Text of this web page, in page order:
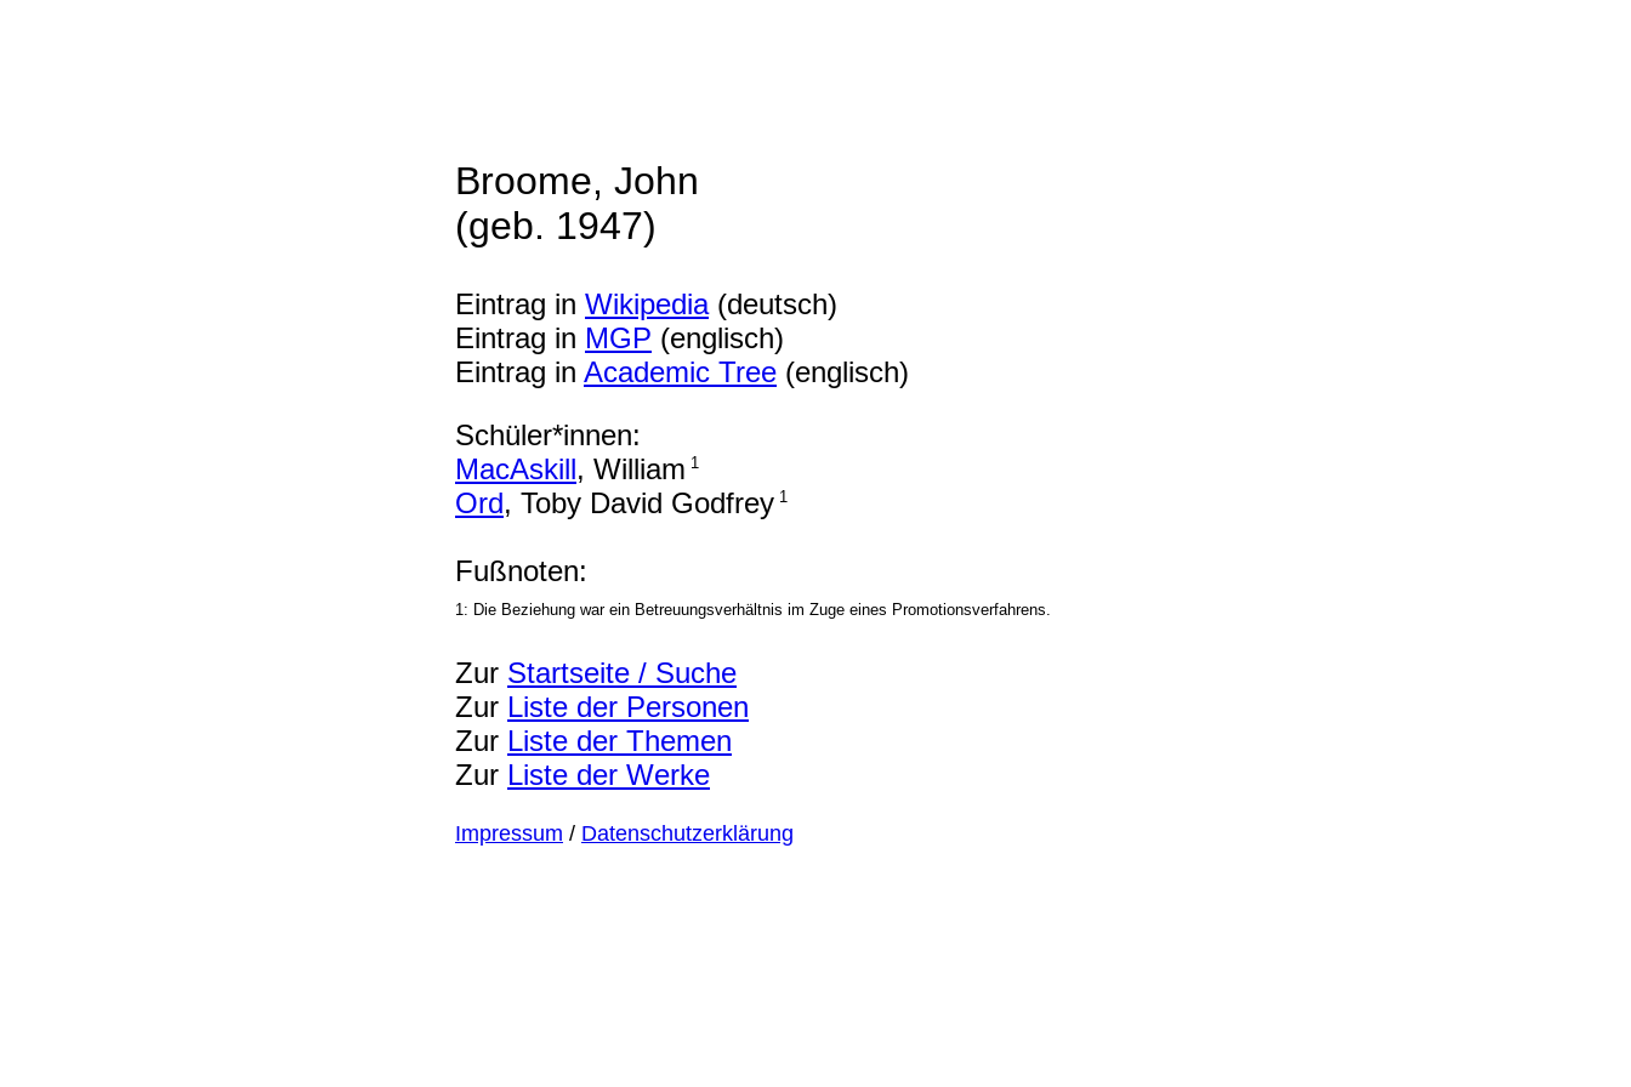
Broome, John
(geb. 1947)
Eintrag in Wikipedia(deutsch)
Eintrag in MGP (englisch)
Eintrag in Academic Tree (englisch)
Schüler*innen:
MacAskill, William 1
Ord, Toby David Godfrey 1
Fußnoten:
1: Die Beziehung war ein Betreuungsverhältnis im Zuge eines Promotionsverfahrens.
Zur Startseite / Suche
Zur Liste der Personen
Zur Liste der Themen
Zur Liste der Werke
Impressum / Datenschutzerklärung